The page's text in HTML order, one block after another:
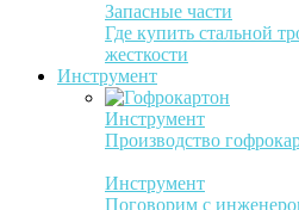
Запасные части
Где купить стальной
жесткости
Инструмент
Инструмент
Производство
Инструмент
Поговорим с